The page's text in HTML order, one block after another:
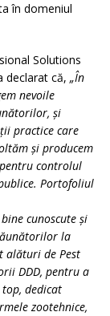
în domeniul
Solutions
declarat că, „În
nevoile
și
practice care
și producem
controlul
Portofoliul
cunoscute și
la
alături de Pest
DDD, pentru a
dedicat
zootehnice,